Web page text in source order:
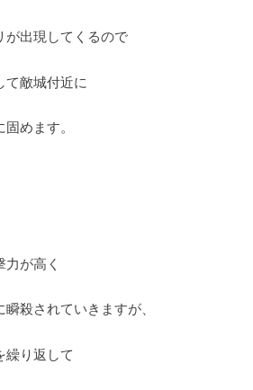
が出現してくるので
て敵城付近に
めます。
が高く
殺されていきますが、
繰り返して